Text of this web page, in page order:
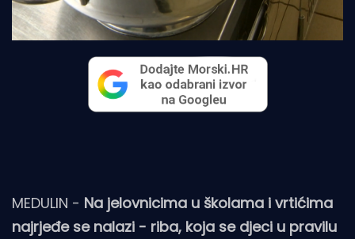
MEDULIN - Na jelovnicima u školama i vrtićima
najrjeđe se nalazi - riba, koja se djeci u pravilu